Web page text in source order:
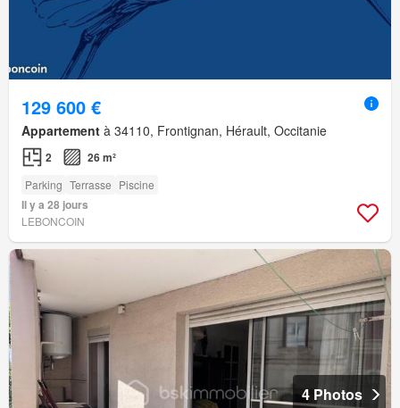
129 600 €
Appartement à 34110, Frontignan, Hérault, Occitanie
2 26 m²
Parking Terrasse Piscine
Il y a 28 jours
LEBONCOIN
4 Photos